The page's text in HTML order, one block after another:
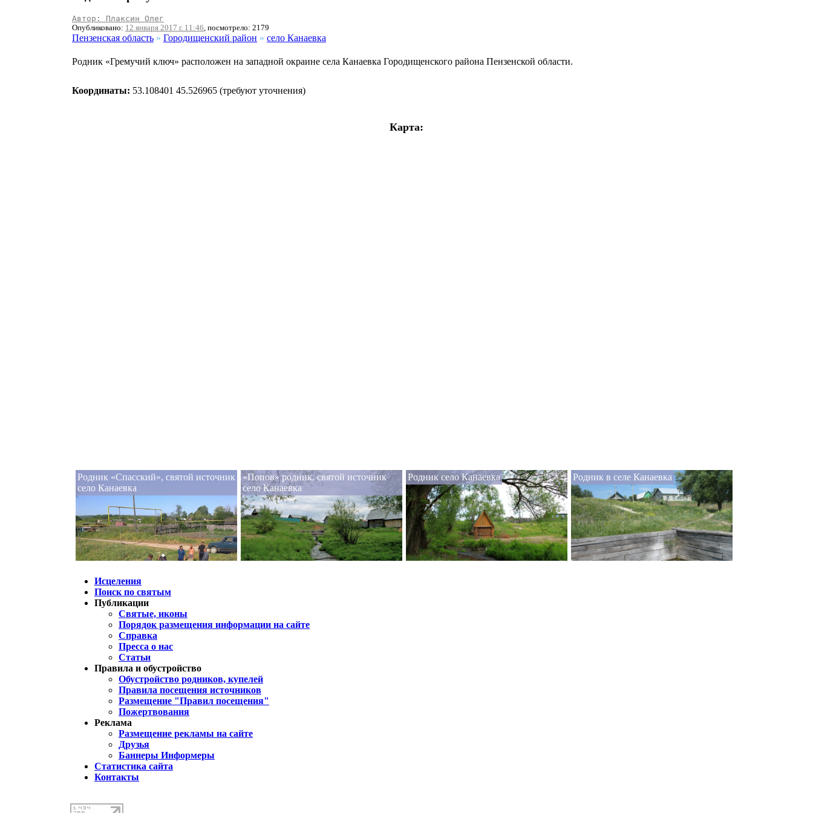
Автор: Плаксин Олег
Опубликовано: 12 января 2017 г. 11:46, посмотрело: 2179
Пензенская область » Городищенский район » село Канаевка
Родник «Гремучий ключ» расположен на западной окраине села Канаевка Городищенского района Пензенской области.
Координаты: 53.108401 45.526965 (требуют уточнения)
Карта:
Родник «Спасский», святой источник
село Канаевка
«Попов» родник, святой источник
село Канаевка
Родник село Канаевка Родник в селе Канаевка
Исцеления
Поиск по святым
Публикации
Святые, иконы
Порядок размещения информации на сайте
Справка
Пресса о нас
Статьи
Правила и обустройство
Обустройство родников, купелей
Правила посещения источников
Размещение "Правил посещения"
Пожертвования
Реклама
Размещение рекламы на сайте
Друзья
Баннеры Информеры
Статистика сайта
Контакты